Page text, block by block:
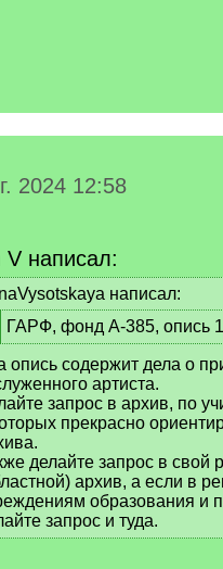
2024 12:58
V написал:
написал:
[
q
ГАРФ, фонд А-385, опись
[
q
]
опись содержит дела о
артиста.
запрос в архив, по
прекрасно
делайте запрос в свой
архив, а если в
образования и
запрос и туда.